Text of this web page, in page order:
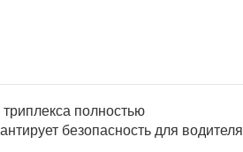
полностью
безопасность для водителя